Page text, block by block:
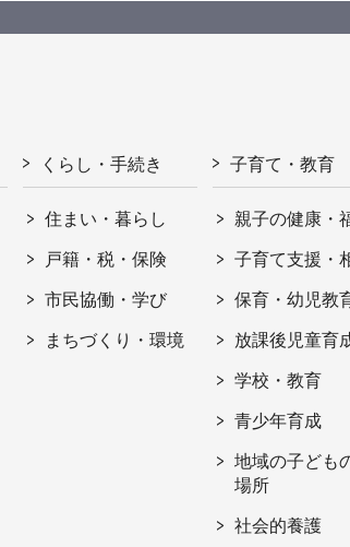
くらし・手続き
住まい・暮らし
戸籍・税・保険
市民協働・学び
まちづくり・環境
子育て・教育
親子の健康・
子育て支援・
保育・幼児教
放課後児童育
学校・教育
青少年育成
地域の子ども
場所
社会的養護